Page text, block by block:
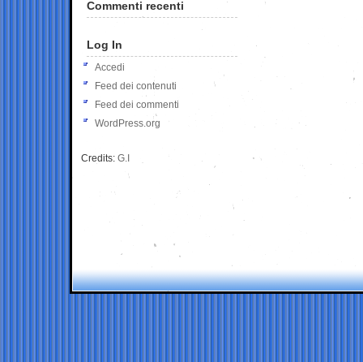
Commenti recenti
Log In
Accedi
Feed dei contenuti
Feed dei commenti
WordPress.org
Credits: G.I